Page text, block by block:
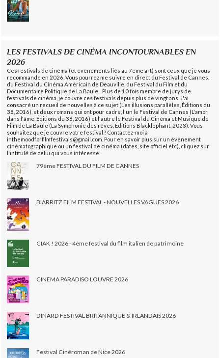
LES FESTIVALS DE CINÉMA INCONTOURNABLES EN
2026
Ces festivals de cinéma (et évènements liés au 7ème art) sont ceux que je vous
recommande en 2026. Vous pourrez me suivre en direct du Festival de Cannes,
du Festival du Cinéma Américain de Deauville, du Festival du Film et du
Documentaire Politique de La Baule... Plus de 10 fois membre de jurys de
festivals de cinéma, je couvre ces festivals depuis plus de vingt ans. J'ai
consacré un recueil de nouvelles à ce sujet (Les illusions parallèles, Éditions du
38, 2016), et deux romans qui ont pour cadre, l'un le Festival de Cannes (L'amor
dans l'âme, Éditions du 38, 2016) et l'autre le Festival du Cinéma et Musique de
Film de La Baule (La Symphonie des rêves, Éditions Blacklephant, 2023). Vous
souhaitez que je couvre votre festival ? Contactez-moi à
inthemoodforfilmfestivals@gmail.com. Pour en savoir plus sur un évènement
cinématographique ou un festival de cinéma (dates, site officiel etc), cliquez sur
l'intitulé de celui qui vous intéresse.
79ème FESTIVAL DU FILM DE CANNES
BIARRITZ FILM FESTIVAL - NOUVELLES VAGUES 2026
CIAK ! 2026 - 4ème festival du film italien de patrimoine
CINEMA PARADISO LOUVRE 2026
DINARD FESTIVAL BRITANNIQUE & IRLANDAIS 2026
Festival Cinéroman de Nice 2026